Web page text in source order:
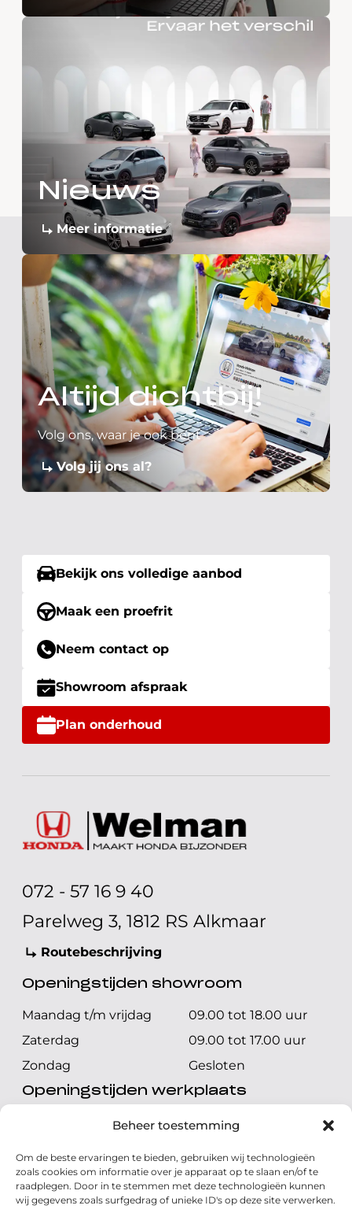
Beheer toestemming
Om de beste ervaringen te bieden, gebruiken wij technologieën
zoals cookies om informatie over je apparaat op te slaan en/of te
raadplegen. Door in te stemmen met deze technologieën kunnen
wij gegevens zoals surfgedrag of unieke ID's op deze site verwerken.
Nieuws
Meer informatie
Altijd dichtbij!
Volg ons, waar je ook bent
Volg jij ons al?
Bekijk ons volledige aanbod
Maak een proefrit
Neem contact op
Showroom afspraak
Plan onderhoud
072 - 57 16 9 40
Parelweg 3, 1812 RS Alkmaar
Routebeschrijving
Openingstijden showroom
Maandag t/m vrijdag
09.00 tot 18.00 uur
Zaterdag
09.00 tot 17.00 uur
Zondag
Gesloten
Openingstijden werkplaats
Maandag t/m vrijdag
08.00 tot 17.00 uur
Zondag
Gesloten